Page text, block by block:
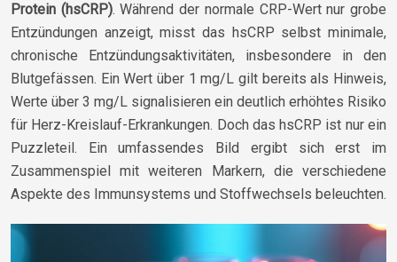
Protein (hsCRP). Während der normale CRP-Wert nur grobe
Entzündungen anzeigt, misst das hsCRP selbst minimale,
chronische Entzündungsaktivitäten, insbesondere in den
Blutgefässen. Ein Wert über 1 mg/L gilt bereits als Hinweis,
Werte über 3 mg/L signalisieren ein deutlich erhöhtes Risiko
für Herz-Kreislauf-Erkrankungen. Doch das hsCRP ist nur ein
Puzzleteil. Ein umfassendes Bild ergibt sich erst im
Zusammenspiel mit weiteren Markern, die verschiedene
Aspekte des Immunsystems und Stoffwechsels beleuchten.